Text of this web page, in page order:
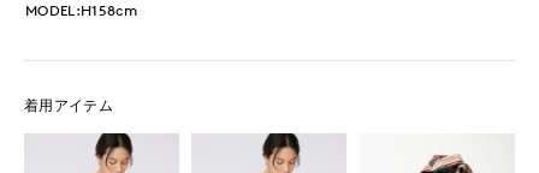
MODEL:H158cm
着用アイテム